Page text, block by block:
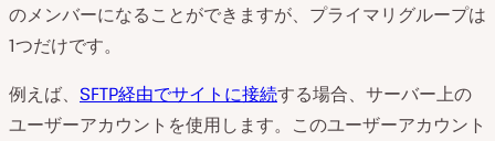
のメンバーになることができますが、プライマリグループは
1つだけです。
例えば、 SFTP経由でサイトに接続する場合、サーバー上の
ユーザーアカウントを使用します。このユーザーアカウント